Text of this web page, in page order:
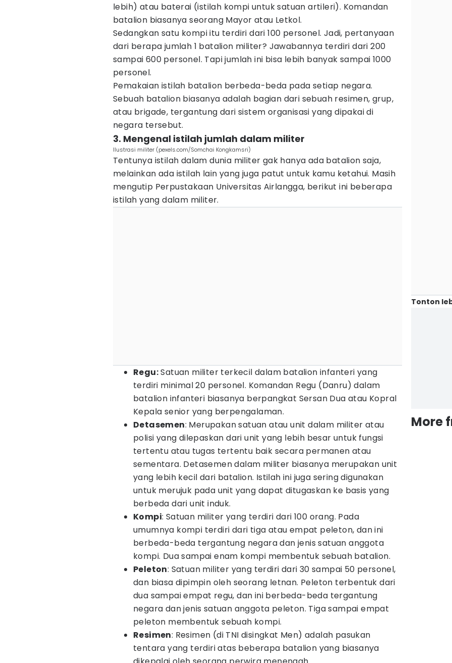
lebih) atau baterai (istilah kompi untuk satuan artileri). Komandan
batalion biasanya seorang Mayor atau Letkol.
Sedangkan satu kompi itu terdiri dari 100 personel. Jadi, pertanyaan
dari berapa jumlah 1 batalion militer? Jawabannya terdiri dari 200
sampai 600 personel. Tapi jumlah ini bisa lebih banyak sampai 1000
personel.
Pemakaian istilah batalion berbeda-beda pada setiap negara.
Sebuah batalion biasanya adalah bagian dari sebuah resimen, grup,
atau brigade, tergantung dari sistem organisasi yang dipakai di
negara tersebut.
3. Mengenal istilah jumlah dalam militer
Ilustrasi militer (pexels.com/Somchai Kongkamsri)
Tentunya istilah dalam dunia militer gak hanya ada batalion saja,
melainkan ada istilah lain yang juga patut untuk kamu ketahui. Masih
mengutip Perpustakaan Universitas Airlangga, berikut ini beberapa
istilah yang dalam militer.
Regu:Satuan militer terkecil dalam batalion infanteri yang
terdiri minimal 20 personel. Komandan Regu (Danru) dalam
batalion infanteri biasanya berpangkat Sersan Dua atau Kopral
Kepala senior yang berpengalaman.
Detasemen: Merupakan satuan atau unit dalam militer atau
polisi yang dilepaskan dari unit yang lebih besar untuk fungsi
tertentu atau tugas tertentu baik secara permanen atau
sementara. Detasemen dalam militer biasanya merupakan unit
yang lebih kecil dari batalion. Istilah ini juga sering digunakan
untuk merujuk pada unit yang dapat ditugaskan ke basis yang
berbeda dari unit induk.
Kompi: Satuan militer yang terdiri dari 100 orang. Pada
umumnya kompi terdiri dari tiga atau empat peleton, dan ini
berbeda-beda tergantung negara dan jenis satuan anggota
kompi. Dua sampai enam kompi membentuk sebuah batalion.
Peleton: Satuan militer yang terdiri dari 30 sampai 50 personel,
dan biasa dipimpin oleh seorang letnan. Peleton terbentuk dari
dua sampai empat regu, dan ini berbeda-beda tergantung
negara dan jenis satuan anggota peleton. Tiga sampai empat
peleton membentuk sebuah kompi.
Resimen: Resimen (di TNI disingkat Men) adalah pasukan
tentara yang terdiri atas beberapa batalion yang biasanya
Tonton
More